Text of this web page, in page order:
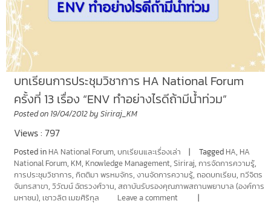
บทเรียนการประชุมวิชาการ HA National Forum
ครั้งที่ 13 เรื่อง “ENV ทำอย่างไรดีถ้ามีน้ำท่วม”
Posted on 19/04/2012by Siriraj_KM
Views : 797
Posted in HA National Forum, บทเรียนและเรื่องเล่า Tagged HA, HA
National Forum, KM, Knowledge Management, Siriraj, การจัดการความรู้,
การประชุมวิชาการ, กิตติมา พรหมจักร, งานจัดการความรู้, ถอดบทเรียน, ทวีจิตร
จันทรสาขา, วิวัฒน์ ฉัตรวงศ์วาน, สถาบันรับรองคุณภาพสถานพยาบาล (องค์การ
มหาชน), เชาวลิต เมฆศิริกุล Leave a comment